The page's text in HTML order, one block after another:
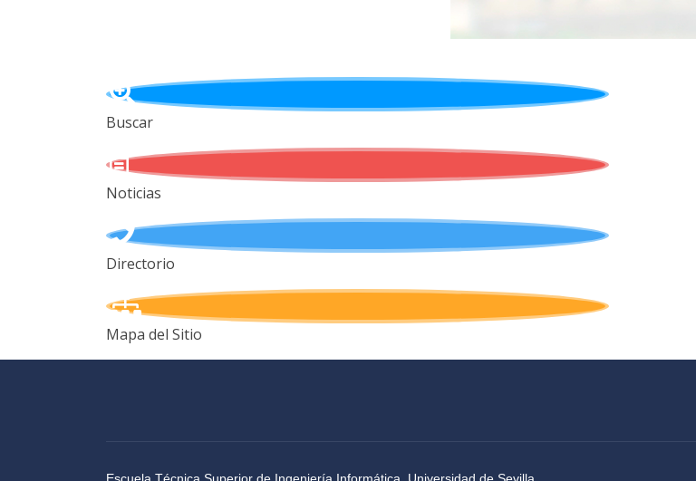
Buscar
Noticias
Directorio
Mapa del Sitio